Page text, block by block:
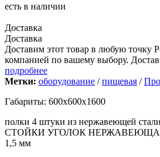
есть в наличии
Доставка
Доставка
Доставим этот товар в любую точку
компанией по вашему выбору.
подробнее
Метки: оборудование /пищевая /
Габариты: 600х600х1600
полки 4 штуки из нержавеющей
СТОЙКИ УГОЛОК НЕРЖАВЕЮЩАЯ
1,5 мм